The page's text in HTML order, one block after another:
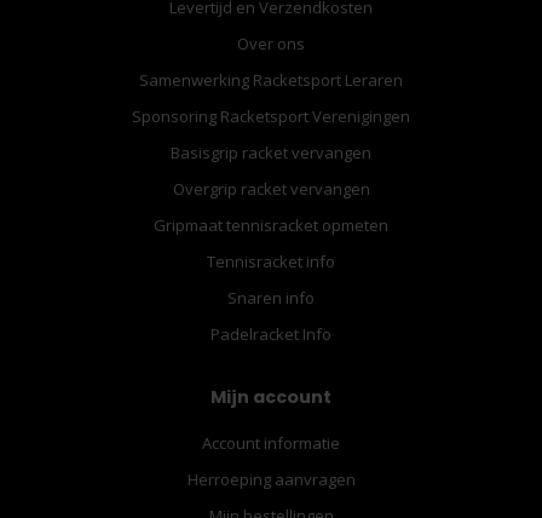
Levertijd en Verzendkosten
Over ons
Samenwerking Racketsport Leraren
Sponsoring Racketsport Verenigingen
Basisgrip racket vervangen
Overgrip racket vervangen
Gripmaat tennisracket opmeten
Tennisracket info
Snaren info
Padelracket Info
Mijn account
Account informatie
Herroeping aanvragen